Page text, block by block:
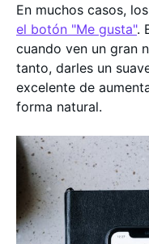
En muchos casos,
el botón "Me gusta".
cuando ven un gran
tanto, darles un
excelente de
forma natural.